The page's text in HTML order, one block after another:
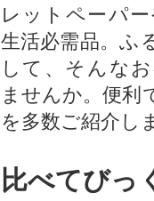
レットペーパ
生活必需品。ふ
して、そんな
ませんか。便利
を多数ご紹介し
比べてびっ